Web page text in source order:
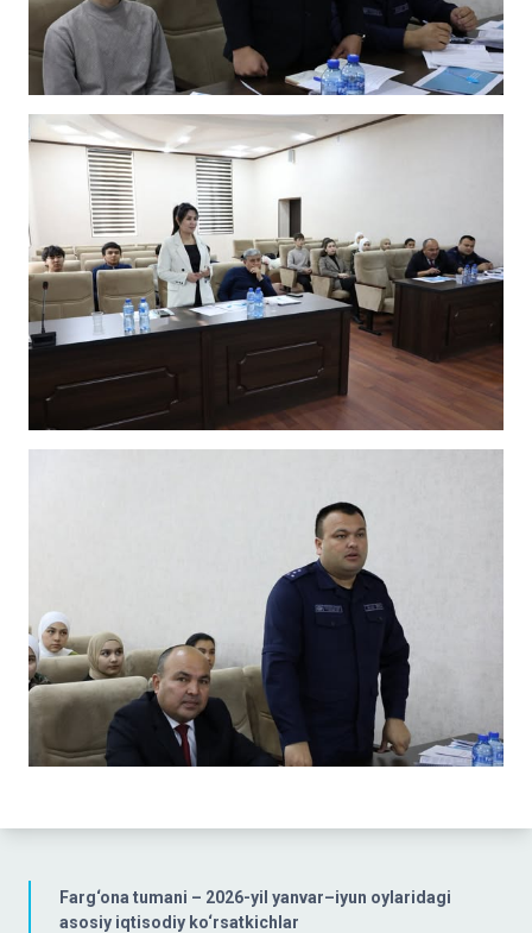
Farg‘ona tumani – 2026-yil yanvar–iyun oylaridagi
asosiy iqtisodiy ko‘rsatkichlar